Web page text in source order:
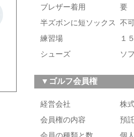
ブレザー着用
要
半ズボンに短ソックス
不
練習場
１
シューズ
ソ
▼ゴルフ会員権
経営会社
株
会員権の内容
預